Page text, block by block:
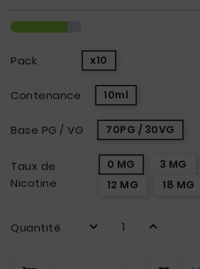
Pack x10
Contenance 10ml
Base PG / VG 70PG / 30VG
Taux de
Nicotine
0 MG 3 MG
12 MG
18 MG
Quantité